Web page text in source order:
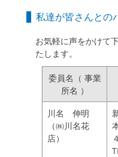
私達が皆さんとの
お気軽に声をかけて
たします。
委員名（ 事業
所名 ）
川名 伸明
（㈱川名花
店）
４